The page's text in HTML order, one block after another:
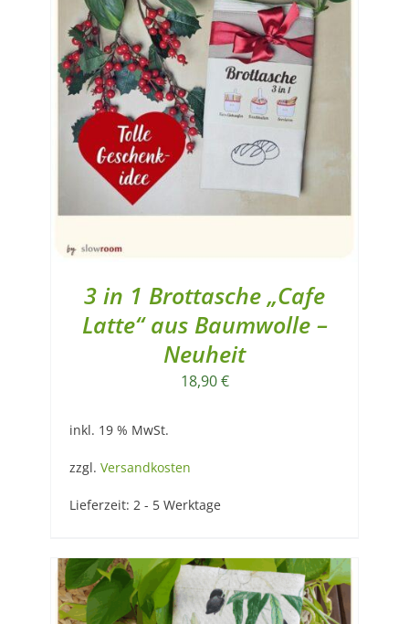
3 in 1 Brottasche „Cafe
Latte“ aus Baumwolle –
Neuheit
18,90€
inkl. 19 % MwSt.
zzgl. Versandkosten
Lieferzeit: 2 - 5 Werktage